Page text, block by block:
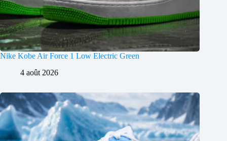
Nike Kobe Air Force 1 Low Electric Green
4 août 2026